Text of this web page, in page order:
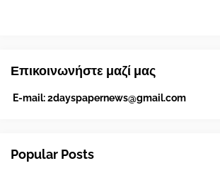
Επικοινωνήστε μαζί μας
E-mail:2dayspapernews@gmail.com
Popular Posts